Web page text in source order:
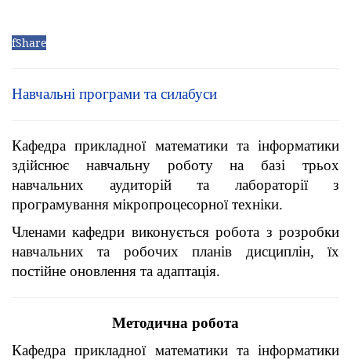
fShare
Навчальні програми та силабуси
Кафедра прикладної математики та інформатики
здійснює навчальну роботу на базі трьох
навчальних аудиторій та лабораторії з
програмування мікропроцесорної техніки.
Членами кафедри виконується робота з розробки
навчальних та робочих планів дисциплін, їх
постійне оновлення та адаптація.
Методична робота
Кафедра прикладної математики та інформатики